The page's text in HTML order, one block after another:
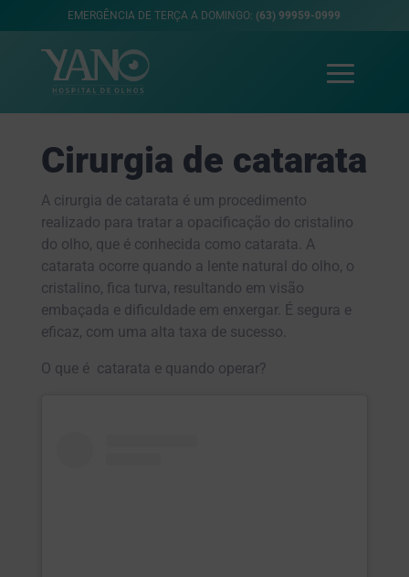
EMERGÊNCIA DE TERÇA A DOMINGO: (63) 99959-0999
Cirurgia de catarata
A cirurgia de catarata é um procedimento
realizado para tratar a opacificação do cristalino
do olho, que é conhecida como catarata. A
catarata ocorre quando a lente natural do olho, o
cristalino, fica turva, resultando em visão
embaçada e dificuldade em enxergar. É segura e
eficaz, com uma alta taxa de sucesso.
O que é catarata e quando operar?